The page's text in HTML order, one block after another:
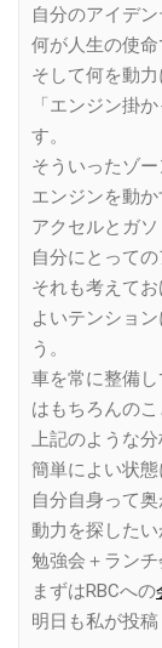
自分のアイデ
何が人生の使命
そして何を動
「エンジン掛
す。
そういったゾ
エンジンを動か
アクセルとガソ
自分にとって
それも考えてお
よいテンショ
う。
車を常に整備
はもちろんのこ
上記のような分
簡単によい状態
自分自身って
動力を探したい
勉強会＋ランチ
まずはRBCへの
明日も私が投稿